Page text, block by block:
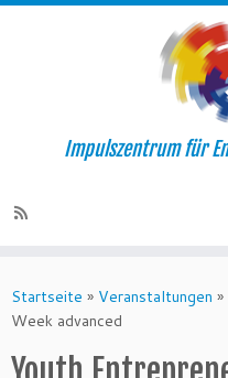
Impulszentrum für
Startseite » Veranstaltungen »
Week advanced